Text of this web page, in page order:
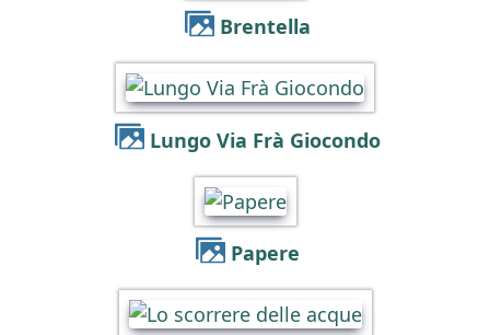
Brentella
Lungo Via Frà Giocondo
Papere